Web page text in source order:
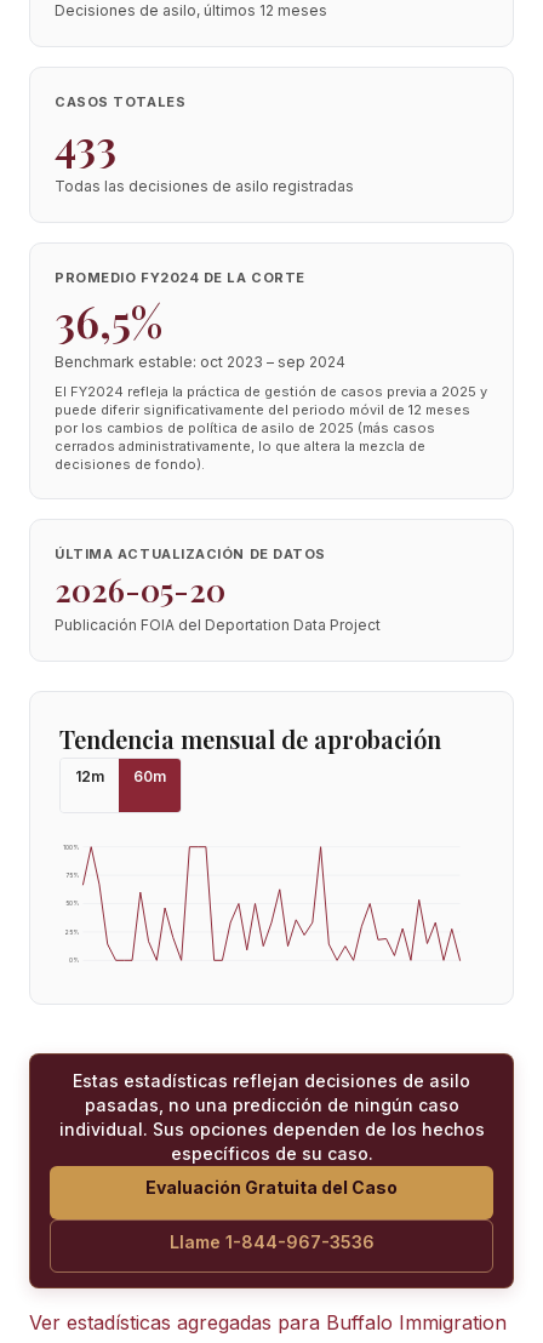
Decisiones de asilo, últimos 12 meses
CASOS TOTALES
433
Todas las decisiones de asilo registradas
PROMEDIO FY2024 DE LA CORTE
36,5%
Benchmark estable: oct 2023 – sep 2024
El FY2024 refleja la práctica de gestión de casos previa a 2025 y
puede diferir significativamente del periodo móvil de 12 meses
por los cambios de política de asilo de 2025 (más casos
cerrados administrativamente, lo que altera la mezcla de
decisiones de fondo).
ÚLTIMA ACTUALIZACIÓN DE DATOS
2026-05-20
Publicación FOIA del Deportation Data Project
Tendencia mensual de aprobación
12m 60m
0%
25%
50%
75%
100%
Estas estadísticas reflejan decisiones de asilo
pasadas, no una predicción de ningún caso
individual. Sus opciones dependen de los hechos
específicos de su caso.
Evaluación Gratuita del Caso
Llame 1-844-967-3536
Ver estadísticas agregadas para Buffalo Immigration